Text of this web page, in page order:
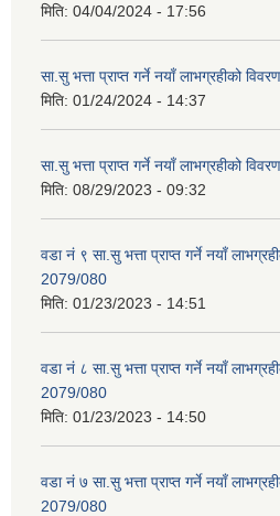
मिति: 04/04/2024 - 17:56
सा.सु भत्ता प्राप्त गर्ने नयाँ लाभग्रहीको
मिति: 01/24/2024 - 14:37
सा.सु भत्ता प्राप्त गर्ने नयाँ लाभग्रहीको
मिति: 08/29/2023 - 09:32
वडा नं ९ सा.सु भत्ता प्राप्त गर्ने नयाँ
2079/080
मिति: 01/23/2023 - 14:51
वडा नं ८ सा.सु भत्ता प्राप्त गर्ने नयाँ
2079/080
मिति: 01/23/2023 - 14:50
वडा नं ७ सा.सु भत्ता प्राप्त गर्ने नयाँ
2079/080